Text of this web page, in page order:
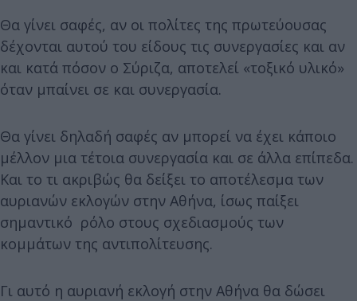
Θα γίνει σαφές, αν οι πολίτες της πρωτεύουσας
δέχονται αυτού του είδους τις συνεργασίες και αν
και κατά πόσον ο Σύριζα, αποτελεί «τοξικό υλικό»
όταν μπαίνει σε και συνεργασία.
Θα γίνει δηλαδή σαφές αν μπορεί να έχει κάποιο
μέλλον μια τέτοια συνεργασία και σε άλλα επίπεδα.
Και το τι ακριβώς θα δείξει το αποτέλεσμα των
αυριανών εκλογών στην Αθήνα, ίσως παίξει
σημαντικό ρόλο στους σχεδιασμούς των
κομμάτων της αντιπολίτευσης.
Γι αυτό η αυριανή εκλογή στην Αθήνα θα δώσει